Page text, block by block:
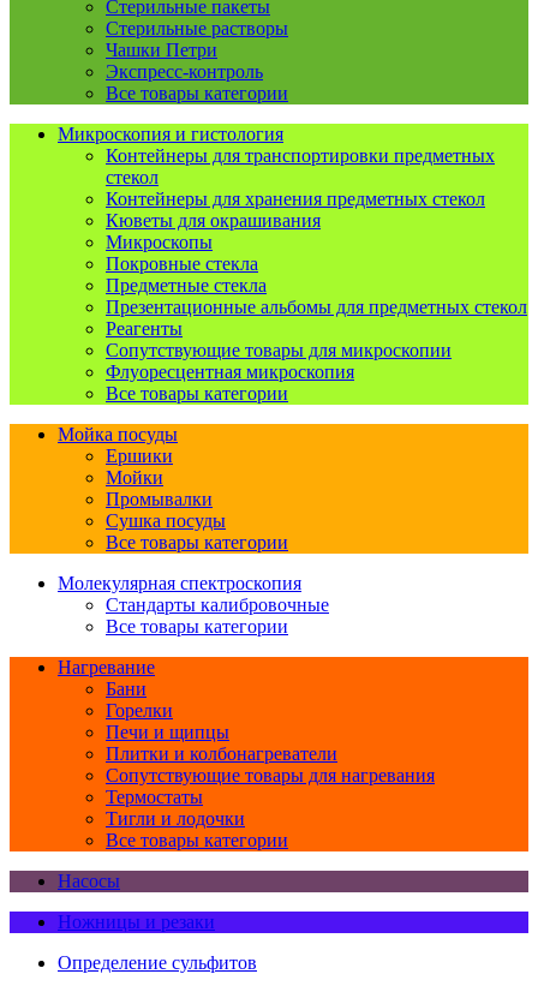
Стерильные пакеты
Стерильные растворы
Чашки Петри
Экспресс-контроль
Все товары категории
Микроскопия и гистология
Контейнеры для транспортировки предметных
стекол
Контейнеры для хранения предметных стекол
Кюветы для окрашивания
Микроскопы
Покровные стекла
Предметные стекла
Презентационные альбомы для предметных стекол
Реагенты
Сопутствующие товары для микроскопии
Флуоресцентная микроскопия
Все товары категории
Мойка посуды
Ершики
Мойки
Промывалки
Сушка посуды
Все товары категории
Молекулярная спектроскопия
Стандарты калибровочные
Все товары категории
Нагревание
Бани
Горелки
Печи и щипцы
Плитки и колбонагреватели
Сопутствующие товары для нагревания
Термостаты
Тигли и лодочки
Все товары категории
Насосы
Ножницы и резаки
Определение сульфитов